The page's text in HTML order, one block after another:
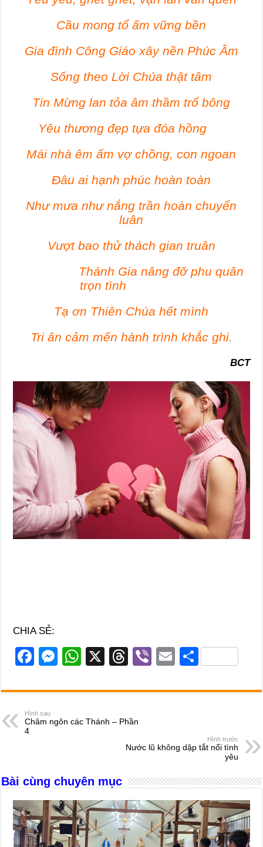
Cầu mong tổ ấm vững bền
Gia đình Công Giáo xây nền Phúc Âm
Sống theo Lời Chúa thật tâm
Tin Mừng lan tỏa âm thầm trổ bông
Yêu thương đẹp tựa đóa hồng
Mái nhà êm ấm vợ chồng, con ngoan
Đâu ai hạnh phúc hoàn toàn
Như mưa như nắng trần hoàn chuyển
luân
Vượt bao thử thách gian truân
Thánh Gia nâng đỡ phu quân
trọn tình
Tạ ơn Thiên Chúa hết mình
Tri ân cảm mến hành trình khắc ghi.
BCT
CHIA SẺ:
F
c
e
b
k
M
ss
n
W
at
A
X
T
e
a
d
s
Vi
er
E
ail
S
ar
Hình sau
Châm ngôn các Thánh – Phần
4
Hình trước
Nước lũ không dập tắt nổi tình
yêu
Bài cùng chuyên mục